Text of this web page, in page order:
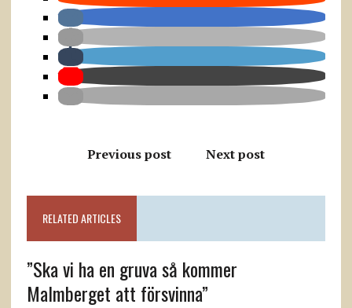
Previous post Next post
RELATED ARTICLES
”Ska vi ha en gruva så kommer
Malmberget att försvinna”